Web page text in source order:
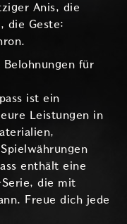
Anis, die
die Geste:
für
ist ein
Leistungen in
enthält eine
die mit
Freue dich jede